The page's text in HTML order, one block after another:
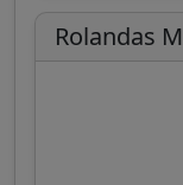
Rolandas